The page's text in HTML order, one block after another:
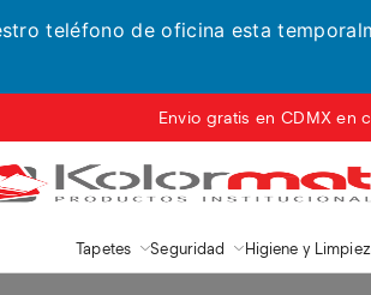
teléfono de oficina esta
Envio gratis en CDMX en
Tapetes Seguridad Higiene y